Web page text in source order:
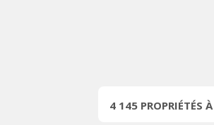
4 145 PROPRIÉTÉS